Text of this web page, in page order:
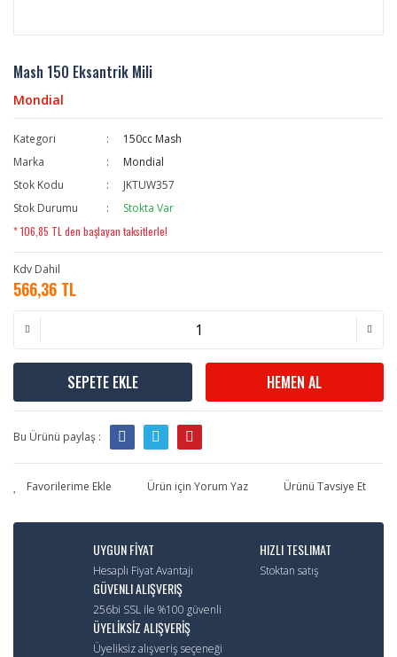
Mash 150 Eksantrik Mili
Mondial
Kategori
150cc Mash
Marka
Mondial
Stok Kodu
JKTUW357
Stok Durumu
Stokta Var
* 106,85 TL den başlayan taksitlerle!
Kdv Dahil
566,36 TL
SEPETE EKLE HEMEN AL
Bu Ürünü paylaş :
Ürün için Yorum Yaz Ürünü Tavsiye Et
UYGUN FİYAT
Hesaplı Fiyat Avantajı
HIZLI TESLIMAT
Stoktan satış
GÜVENLI ALIŞVERIŞ
256bi SSL ile %100 güvenli
ÜYELİKSİZ ALIŞVERİŞ
Üyeliksiz alışveriş seçeneği